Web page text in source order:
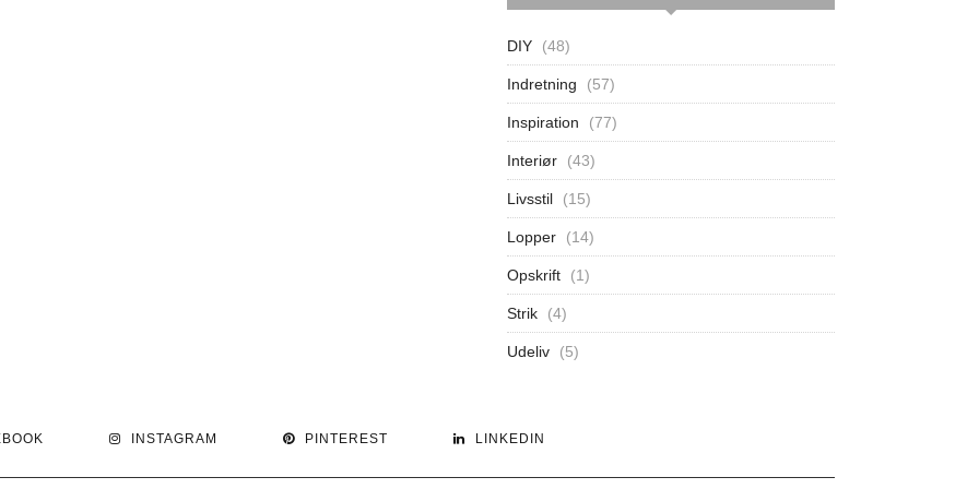
DIY (48)
Indretning (57)
Inspiration (77)
Interiør (43)
Livsstil (15)
Lopper (14)
Opskrift (1)
Strik (4)
Udeliv (5)
INSTAGRAM PINTEREST LINKEDIN